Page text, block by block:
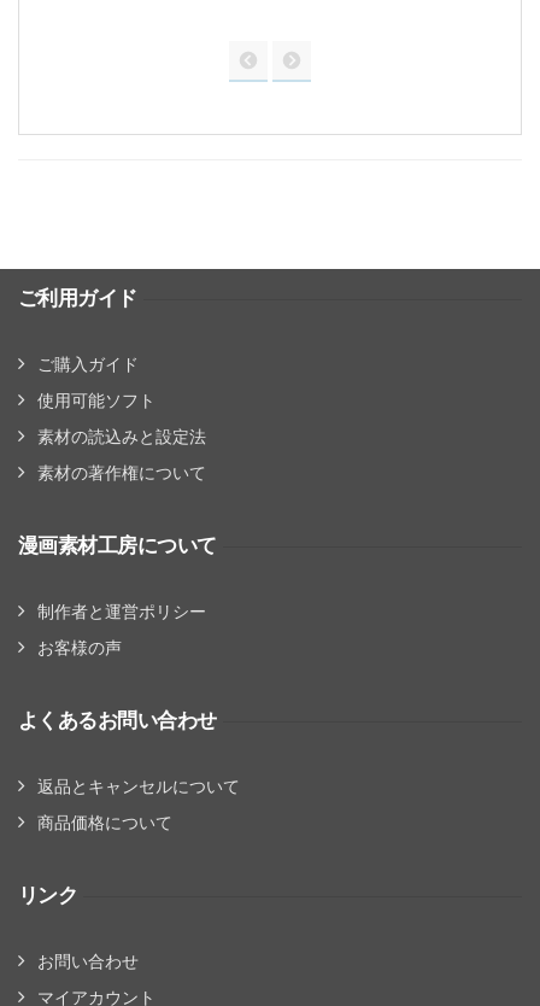
ご利用ガイド
ご購入ガイド
使用可能ソフト
素材の読込みと設定法
素材の著作権について
漫画素材工房について
制作者と運営ポリシー
お客様の声
よくあるお問い合わせ
返品とキャンセルについて
商品価格について
リンク
お問い合わせ
マイアカウント